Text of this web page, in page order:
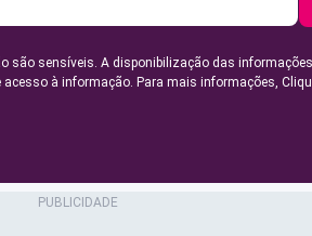
são sensíveis. A disponibilização das
acesso à informação. Para mais informações,